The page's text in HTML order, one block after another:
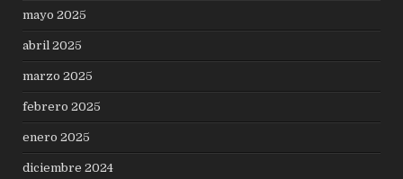
mayo 2025
abril 2025
marzo 2025
febrero 2025
enero 2025
diciembre 2024